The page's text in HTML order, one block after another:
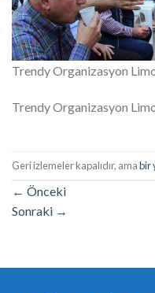
Trendy Organizasyon
Trendy Organizasyon
Geri izlemeler kapalıdır, amabir
← Önceki
Sonraki →